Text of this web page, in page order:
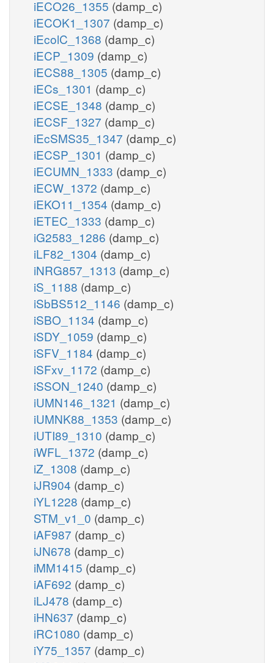
iECO26_1355 (damp_c)
iECOK1_1307 (damp_c)
iEcolC_1368 (damp_c)
iECP_1309 (damp_c)
iECS88_1305 (damp_c)
iECs_1301 (damp_c)
iECSE_1348 (damp_c)
iECSF_1327 (damp_c)
iEcSMS35_1347 (damp_c)
iECSP_1301 (damp_c)
iECUMN_1333 (damp_c)
iECW_1372 (damp_c)
iEKO11_1354 (damp_c)
iETEC_1333 (damp_c)
iG2583_1286 (damp_c)
iLF82_1304 (damp_c)
iNRG857_1313 (damp_c)
iS_1188 (damp_c)
iSbBS512_1146 (damp_c)
iSBO_1134 (damp_c)
iSDY_1059 (damp_c)
iSFV_1184 (damp_c)
iSFxv_1172 (damp_c)
iSSON_1240 (damp_c)
iUMN146_1321 (damp_c)
iUMNK88_1353 (damp_c)
iUTI89_1310 (damp_c)
iWFL_1372 (damp_c)
iZ_1308 (damp_c)
iJR904 (damp_c)
iYL1228 (damp_c)
STM_v1_0 (damp_c)
iAF987 (damp_c)
iJN678 (damp_c)
iMM1415 (damp_c)
iAF692 (damp_c)
iLJ478 (damp_c)
iHN637 (damp_c)
iRC1080 (damp_c)
iY75_1357 (damp_c)